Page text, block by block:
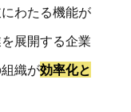
わたる機能が
展開する企業
織が効率化と